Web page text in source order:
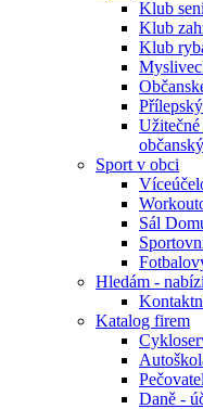
Klub
Klub
Klub
Sport v obci
Sál
Hledám -
Katalog firem
Daně -